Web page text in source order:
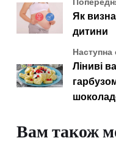
Як
дитини
Наступна
Ліниві
Вам також